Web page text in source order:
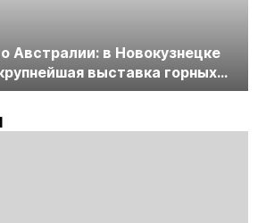
Австралии: в Новокузнецке
выставка горных
России. Уголь России и